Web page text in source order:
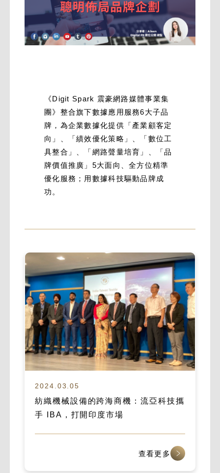
《Digit Spark 震豪網路媒體事業集
團》整合旗下數據應用服務6大子品
牌，為企業數據化提供「產業顧客定
向」、「績效優化策略」、「數位工
具整合」、「網路聲量培育」、「品
牌價值推廣」5大面向、全方位精準
優化服務；用數據科技驅動品牌成
功。
2024.03.05
紡織機械設備的跨海商機：流亞科技攜
手 IBA，打開印度市場
查看更多